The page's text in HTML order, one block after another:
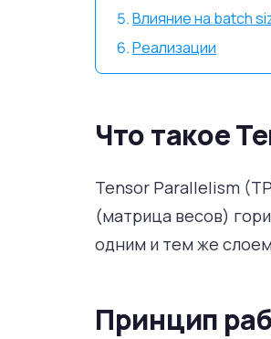
Влияние на batch
Реализации
Что такое
Tensor Parallelism
(матрица весов)
одним и тем же
Принцип